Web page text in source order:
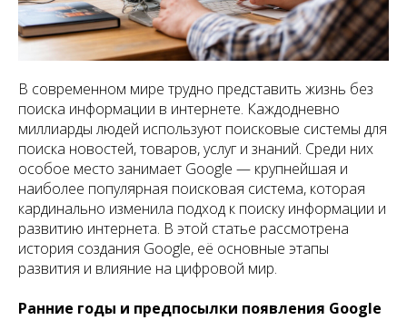
В современном мире трудно представить жизнь без
поиска информации в интернете. Каждодневно
миллиарды людей используют поисковые системы для
поиска новостей, товаров, услуг и знаний. Среди них
особое место занимает Google — крупнейшая и
наиболее популярная поисковая система, которая
кардинально изменила подход к поиску информации и
развитию интернета. В этой статье рассмотрена
история создания Google, её основные этапы
развития и влияние на цифровой мир.
Ранние годы и предпосылки появления Google